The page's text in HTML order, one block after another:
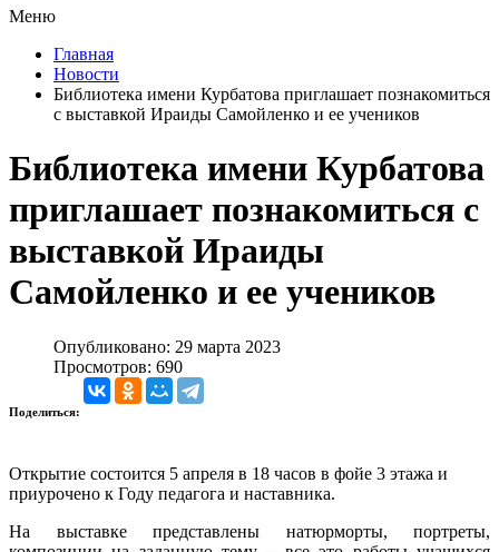
Меню
Главная
Новости
Библиотека имени Курбатова приглашает познакомиться
с выставкой Ираиды Самойленко и ее учеников
Библиотека имени Курбатова
приглашает познакомиться с
выставкой Ираиды
Самойленко и ее учеников
Опубликовано: 29 марта 2023
Просмотров: 690
Поделиться:
Открытие состоится 5 апреля в 18 часов в фойе 3 этажа и
приурочено к Году педагога и наставника.
На выставке представлены натюрморты, портреты,